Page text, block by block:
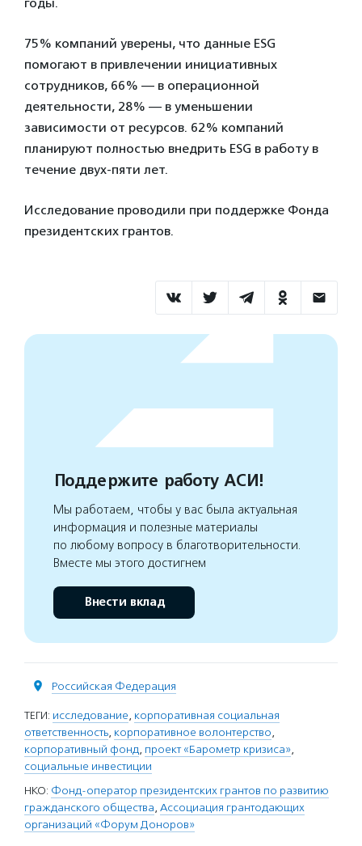
75% компаний уверены, что данные ESG
помогают в привлечении инициативных
сотрудников, 66% — в операционной
деятельности, 28% — в уменьшении
зависимости от ресурсов. 62% компаний
планируют полностью внедрить ESG в работу в
течение двух-пяти лет.
Исследование проводили при поддержке Фонда
президентских грантов.
Поддержите работу АСИ!
Мы работаем, чтобы у вас была актуальная
информация и полезные материалы
по любому вопросу в благотворительности.
Вместе мы этого достигнем
Внести вклад
Российская Федерация
ТЕГИ: исследование, корпоративная социальная
ответственность, корпоративное волонтерство,
корпоративный фонд, проект «Барометр кризиса»,
социальные инвестиции
НКО: Фонд-оператор президентских грантов по развитию
гражданского общества, Ассоциация грантодающих
организаций «Форум Доноров»